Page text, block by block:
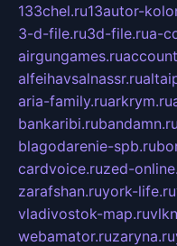
133chel.ru13autor-
3-d-file.ru3d-file.rua-
airgungames.ru
alfeihavsalnassr.ru
aria-family.ruarkrym.ru
bankaribi.rubandamn.ru
blagodarenie-spb.ru
cardvoice.ruzed-
zarafshan.ruyork-life.ru
vladivostok-map.ru
webamator.ruzaryna.ru